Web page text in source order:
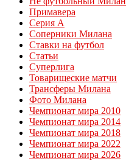
Примавера
Серия А
Соперники Милана
Ставки на футбол
Статьи
Суперлига
Товарищеские матчи
Трансферы Милана
Фото Милана
Чемпионат мира 2010
Чемпионат мира 2014
Чемпионат мира 2018
Чемпионат мира 2022
Чемпионат мира 2026